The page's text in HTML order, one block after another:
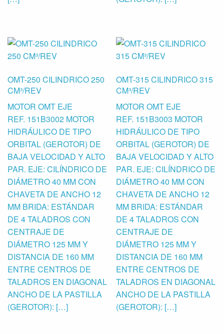
OMT-250 CILINDRICO 250
CM³/REV
MOTOR OMT EJE
REF. 151B3002 MOTOR
HIDRÁULICO DE TIPO
ORBITAL (GEROTOR) DE
BAJA VELOCIDAD Y ALTO
PAR. EJE: CILÍNDRICO DE
DIÁMETRO 40 MM CON
CHAVETA DE ANCHO 12
MM BRIDA: ESTÁNDAR
DE 4 TALADROS CON
CENTRAJE DE
DIÁMETRO 125 MM Y
DISTANCIA DE 160 MM
ENTRE CENTROS DE
TALADROS EN DIAGONAL
ANCHO DE LA PASTILLA
(GEROTOR): […]
OMT-315 CILINDRICO 315
CM³/REV
MOTOR OMT EJE
REF. 151B3003 MOTOR
HIDRÁULICO DE TIPO
ORBITAL (GEROTOR) DE
BAJA VELOCIDAD Y ALTO
PAR. EJE: CILÍNDRICO DE
DIÁMETRO 40 MM CON
CHAVETA DE ANCHO 12
MM BRIDA: ESTÁNDAR
DE 4 TALADROS CON
CENTRAJE DE
DIÁMETRO 125 MM Y
DISTANCIA DE 160 MM
ENTRE CENTROS DE
TALADROS EN DIAGONAL
ANCHO DE LA PASTILLA
(GEROTOR): […]